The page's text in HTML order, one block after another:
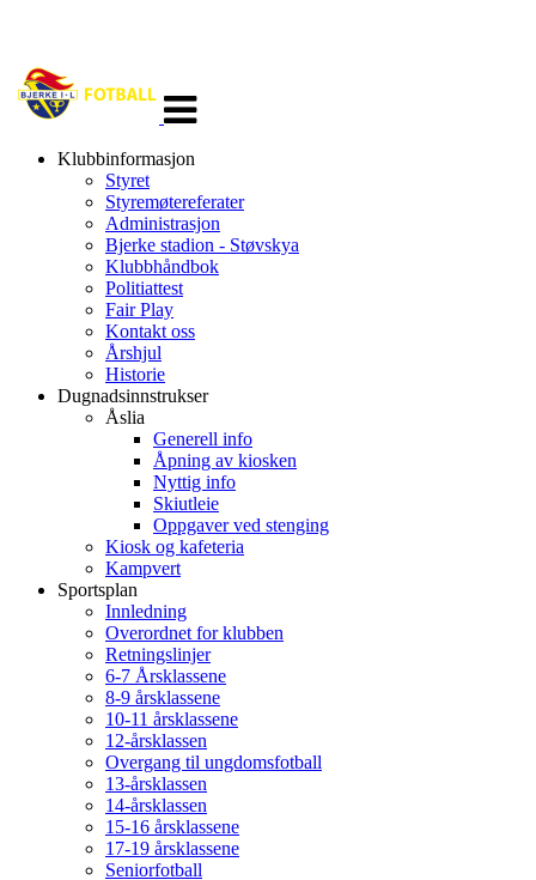
navigasjon
Klubbinformasjon
Styret
Styremøtereferater
Administrasjon
Bjerke stadion - Støvskya
Klubbhåndbok
Politiattest
Fair Play
Kontakt oss
Årshjul
Historie
Dugnadsinnstrukser
Åslia
Generell info
Åpning av kiosken
Nyttig info
Skiutleie
Oppgaver ved stenging
Kiosk og kafeteria
Kampvert
Sportsplan
Innledning
Overordnet for klubben
Retningslinjer
6-7 Årsklassene
8-9 årsklassene
10-11 årsklassene
12-årsklassen
Overgang til ungdomsfotball
13-årsklassen
14-årsklassen
15-16 årsklassene
17-19 årsklassene
Seniorfotball